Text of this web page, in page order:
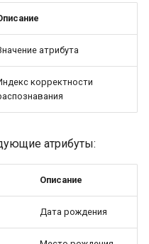
атрибута
корректности
атрибуты:
Описание
Дата рождения